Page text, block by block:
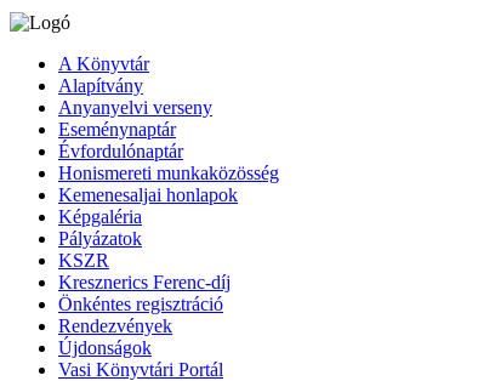
A Könyvtár
Alapítvány
Anyanyelvi verseny
Eseménynaptár
Évfordulónaptár
Honismereti munkaközösség
Kemenesaljai honlapok
Képgaléria
Pályázatok
KSZR
Kresznerics Ferenc-díj
Önkéntes regisztráció
Rendezvények
Újdonságok
Vasi Könyvtári Portál